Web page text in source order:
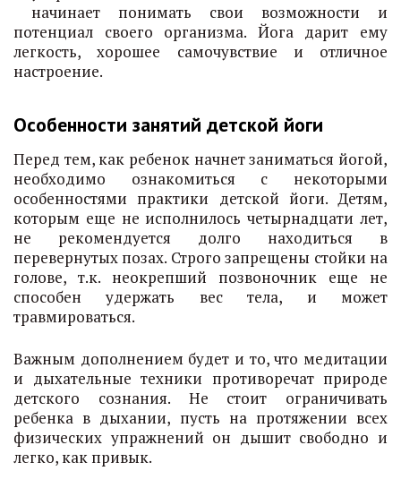
начинает понимать свои возможности и
потенциал своего организма. Йога дарит ему
легкость, хорошее самочувствие и отличное
настроение.
Особенности занятий детской йоги
Перед тем, как ребенок начнет заниматься йогой,
необходимо ознакомиться с некоторыми
особенностями практики детской йоги. Детям,
которым еще не исполнилось четырнадцати лет,
не рекомендуется долго находиться в
перевернутых позах. Строго запрещены стойки на
голове, т.к. неокрепший позвоночник еще не
способен удержать вес тела, и может
травмироваться.
Важным дополнением будет и то, что медитации
и дыхательные техники противоречат природе
детского сознания. Не стоит ограничивать
ребенка в дыхании, пусть на протяжении всех
физических упражнений он дышит свободно и
легко, как привык.